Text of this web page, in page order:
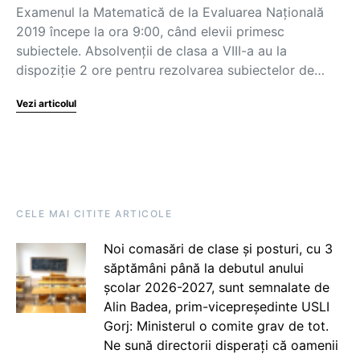
Examenul la Matematică de la Evaluarea Națională
2019 începe la ora 9:00, când elevii primesc
subiectele. Absolvenții de clasa a VIII-a au la
dispoziție 2 ore pentru rezolvarea subiectelor de…
Vezi articolul
CELE MAI CITITE ARTICOLE
Noi comasări de clase și posturi, cu 3
săptămâni până la debutul anului
școlar 2026-2027, sunt semnalate de
Alin Badea, prim-vicepreședinte USLI
Gorj: Ministerul o comite grav de tot.
Ne sună directorii disperați că oamenii